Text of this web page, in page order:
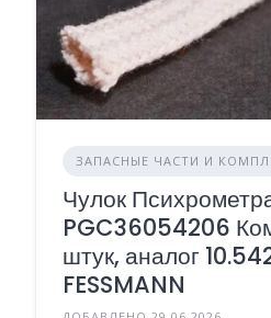
ЗАПАСНЫЕ ЧАСТИ И
Чулок
PGC36054206
штук, аналог
FESSMANN